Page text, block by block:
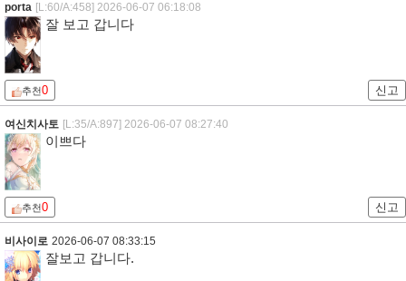
porta [L:60/A:458] 2026-06-07 06:18:08
잘 보고 갑니다
추천0 신고
여신치사토 [L:35/A:897] 2026-06-07 08:27:40
이쁘다
추천0 신고
비사이로 2026-06-07 08:33:15
잘보고 갑니다.